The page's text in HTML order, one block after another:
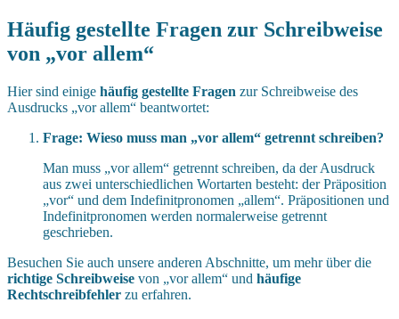
Häufig gestellte Fragen zur Schreibweise
von „vor allem“
Hier sind einige häufig gestellte Fragen zur Schreibweise des
Ausdrucks „vor allem“ beantwortet:
Frage: Wieso muss man „vor allem“ getrennt schreiben?
Man muss „vor allem“ getrennt schreiben, da der Ausdruck
aus zwei unterschiedlichen Wortarten besteht: der Präposition
„vor“ und dem Indefinitpronomen „allem“. Präpositionen und
Indefinitpronomen werden normalerweise getrennt
geschrieben.
Besuchen Sie auch unsere anderen Abschnitte, um mehr über die
richtige Schreibweise von „vor allem“ und häufige
Rechtschreibfehler zu erfahren.